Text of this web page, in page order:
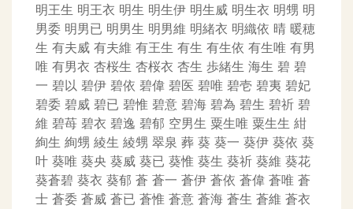
明王生 明王衣 明生 明生伊 明生威 明生衣 明甥 明
男委 明男已 明男生 明男維 明緒衣 明織依 晴 暖穂
生 有夫威 有夫維 有王生 有生 有生依 有生唯 有男
唯 有男衣 杏桜生 杏桜衣 杏生 歩緒生 海生 碧 碧
一 碧以 碧伊 碧依 碧偉 碧医 碧唯 碧壱 碧夷 碧妃
碧委 碧威 碧已 碧惟 碧意 碧海 碧為 碧生 碧祈 碧
維 碧苺 碧衣 碧逸 碧郁 空男生 粟生唯 粟生生 紺
絢生 絢甥 綾生 綾甥 翠泉 葬 葵 葵一 葵伊 葵依 葵
叶 葵唯 葵央 葵威 葵已 葵惟 葵生 葵祈 葵維 葵花
葵蒼碧 葵衣 葵郁 蒼 蒼一 蒼伊 蒼依 蒼偉 蒼唯 蒼
士 蒼委 蒼威 蒼已 蒼惟 蒼意 蒼海 蒼生 蒼維 蒼衣